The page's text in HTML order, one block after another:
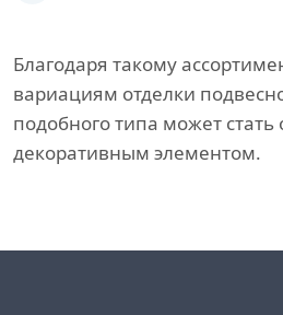
Благодаря такому
вариациям отделки
подобного типа может
декоративным элементом.